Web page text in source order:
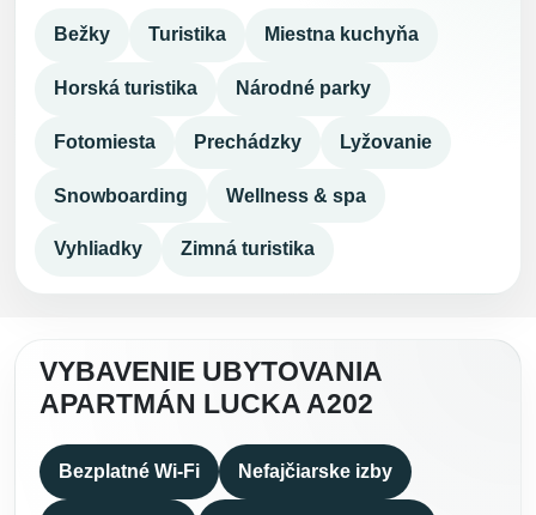
Bežky Turistika Miestna kuchyňa
Horská turistika Národné parky
Fotomiesta Prechádzky Lyžovanie
Snowboarding Wellness & spa
Vyhliadky Zimná turistika
VYBAVENIE UBYTOVANIA
APARTMÁN LUCKA A202
Bezplatné Wi-Fi Nefajčiarske izby